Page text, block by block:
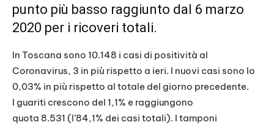
punto più basso raggiunto dal 6 marzo
2020 per i ricoveri totali.
In Toscana sono 10.148 i casi di positività al
Coronavirus, 3 in più rispetto a ieri. I nuovi casi sono lo
0,03% in più rispetto al totale del giorno precedente.
I guariti crescono del 1,1% e raggiungono
quota 8.531 (l’84,1% dei casi totali). I tamponi